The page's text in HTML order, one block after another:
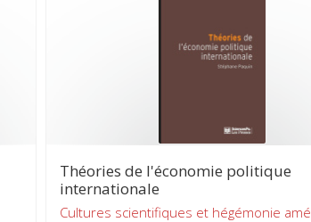
Théories de l'économie politique
internationale
Cultures scientifiques et hégémonie